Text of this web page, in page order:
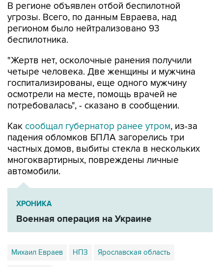
В регионе объявлен отбой беспилотной
угрозы. Всего, по данным Евраева, над
регионом было нейтрализовано 93
беспилотника.
"Жертв нет, осколочные ранения получили
четыре человека. Две женщины и мужчина
госпитализированы, еще одного мужчину
осмотрели на месте, помощь врачей не
потребовалась", - сказано в сообщении.
Как сообщал губернатор ранее утром, из-за
падения обломков БПЛА загорелись три
частных домов, выбиты стекла в нескольких
многоквартирных, повреждены личные
автомобили.
ХРОНИКА
Военная операция на Украине
Михаил Евраев НПЗ Ярославская область